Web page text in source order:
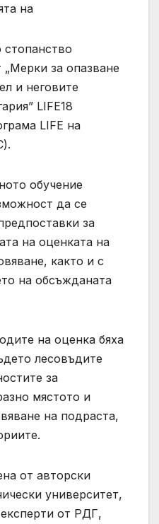
на
стопанство
„Мерки за опазване
и неговите
LIFE18
LIFE на
обучение
да се
за
на оценката на
както и с
на обсъжданата
на оценка бяха
лесовъдите
за
мястото и
на подраста,
от авторски
университет,
от РДГ,